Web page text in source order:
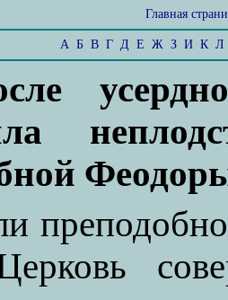
Главная
А Б В Г Д Е Ж З И К Л